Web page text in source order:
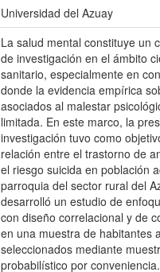
Universidad del Azuay
La salud mental constituye un
de investigación en el ámbito
sanitario, especialmente en
donde la evidencia empírica
asociados al malestar
limitada. En este marco, la
investigación tuvo como
relación entre el trastorno de
el riesgo suicida en población
parroquia del sector rural del
desarrolló un estudio de
con diseño correlacional y de
en una muestra de habitantes
seleccionados mediante
probabilístico por